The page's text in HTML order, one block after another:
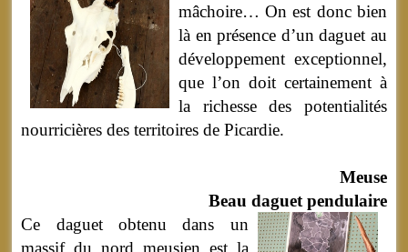
mâchoire… On est donc bien
là en présence d’un daguet au
développement exceptionnel,
que l’on doit certainement à
la richesse des potentialités
nourricières des territoires de Picardie.
Meuse
Beau daguet pendulaire
Ce daguet obtenu dans un